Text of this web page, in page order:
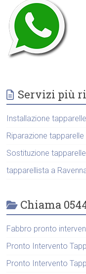
Servizi più
Installazione
Riparazione tapparelle
Sostituzione
tapparellista a
Chiama
Fabbro pronto
Pronto Intervento
Pronto Intervento